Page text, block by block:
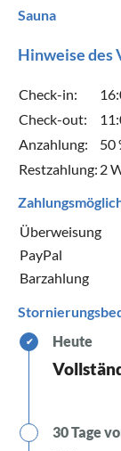
Sauna
Hinweise des
Check-in:
Check-out:
Anzahlung:
50
Restzahlung: 2
Überweisung
PayPal
Barzahlung
✔ Heute
30 Tage